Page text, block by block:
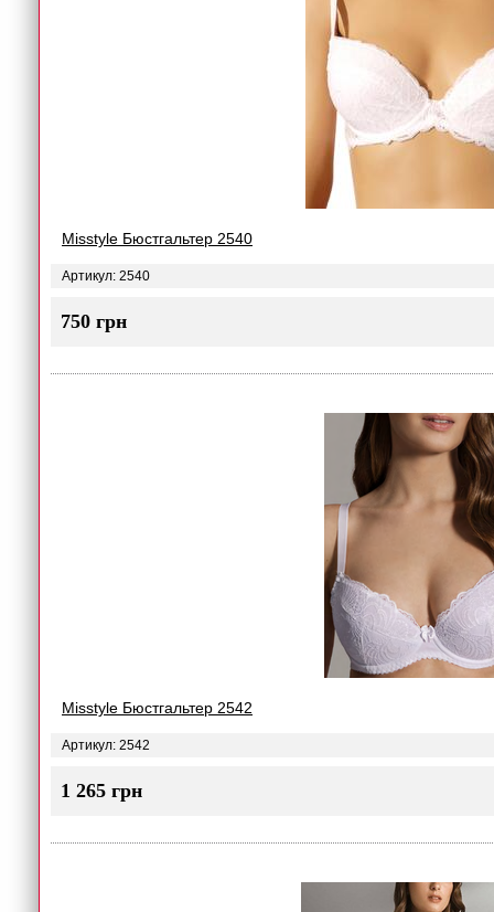
Misstyle Бюстгальтер 2540
Артикул: 2540
750 грн
Misstyle Бюстгальтер 2542
Артикул: 2542
1 265 грн